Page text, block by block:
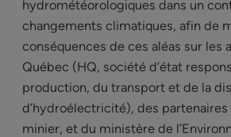
hydrométéorologiques dans un
changements climatiques, afin de
conséquences de ces aléas sur les
Québec (HQ, société d’état
production, du transport et de la
d’hydroélectricité), des
minier, et du ministère de